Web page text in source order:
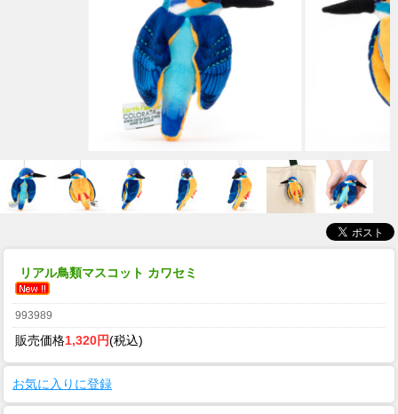
リアル鳥類マスコット カワセミ
993989
販売価格1,320円(税込)
お気に入りに登録